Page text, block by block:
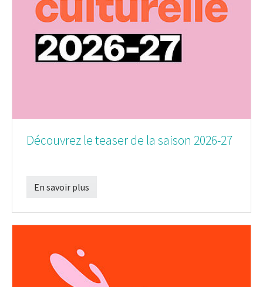
Découvrez le teaser de la saison 2026-27
En savoir plus